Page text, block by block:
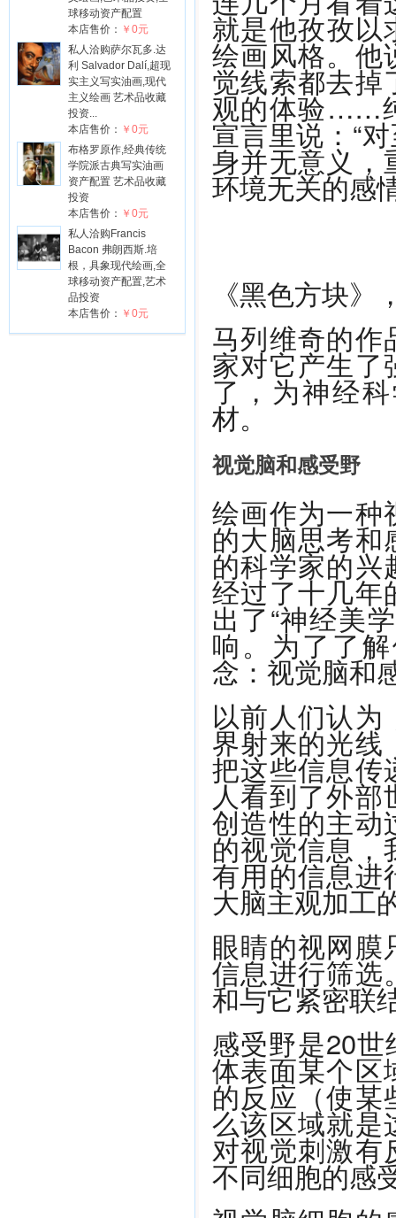
球移动资产配置
本店售价： ￥0元
私人洽购萨尔瓦多.达
利 Salvador Dalí,超现
实主义写实油画,现代
主义绘画 艺术品收藏
投资...
本店售价： ￥0元
布格罗原作,经典传统
学院派古典写实油画
资产配置 艺术品收藏
投资
本店售价： ￥0元
私人洽购Francis
Bacon 弗朗西斯.培
根，具象现代绘画,全
球移动资产配置,艺术
品投资
本店售价： ￥0元
就是他孜孜
绘画风格。他
觉线索都去掉
观的体验……
宣言里说：“
身并无意义，
环境无关的感
《黑色方块》
马列维奇的作
家对它产生了
了，为神经
材。
视觉脑和感受野
绘画作为一种
的大脑思考和
的科学家的兴
经过了十几年
出了“神经美
响。为了了
念：视觉脑和
以前人们认为
界射来的光线
把这些信息传
人看到了外部
创造性的主动
的视觉信息，
有用的信息进
大脑主观加工
眼睛的视网膜
信息进行筛选
和与它紧密联
感受野是20
体表面某个区
的反应（使某
么该区域就是
对视觉刺激有
不同细胞的感